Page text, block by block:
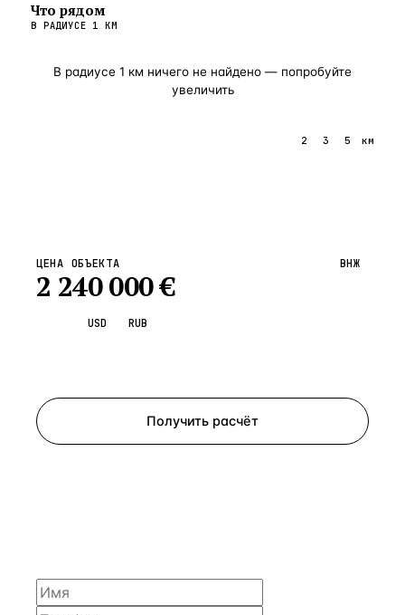
Что рядом
В РАДИУСЕ 1 КМ
В радиусе 1 км ничего не найдено — попробуйте
увеличить
2 3 5 км
ЦЕНА ОБЪЕКТА
2 240 000€
ВНЖ
USD RUB
Получить расчёт